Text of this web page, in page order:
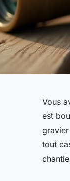
Vous
est
tout